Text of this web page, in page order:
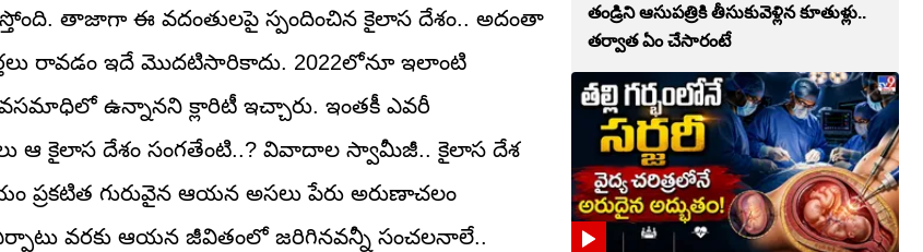
తాజాగా ఈ వదంతులపై స్పందించిన కైలాస దేశం.. అదంతా
రావడం ఇదే మొదటిసారికాదు. 2022లోనూ ఇలాంటి
ఉన్నానని క్లారిటీ ఇచ్చారు. ఇంతకీ ఎవరీ
ఆ కైలాస దేశం సంగతేంటి..? వివాదాల స్వామీజీ.. కైలాస దేశ
గురువైన ఆయన అసలు పేరు అరుణాచలం
వరకు ఆయన జీవితంలో జరిగినవన్నీ సంచలనాలే..
తండ్రిని ఆసుపత్రికి తీసుకువెళ్లిన కూతుళ్లు..
తర్వాత ఏం చేసారంటే